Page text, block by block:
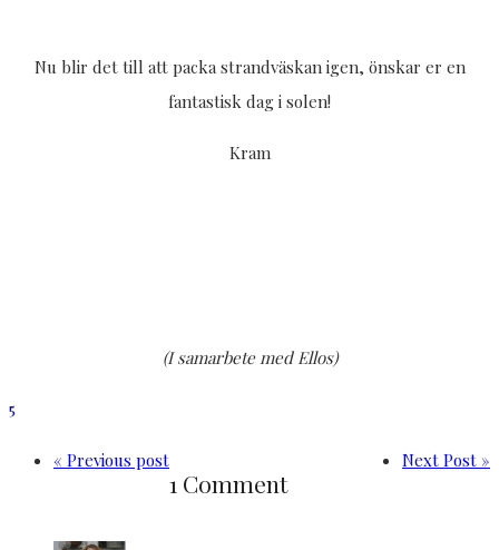
Nu blir det till att packa strandväskan igen, önskar er en
fantastisk dag i solen!
Kram
(I samarbete med Ellos)
5
« Previous post Next Post »
1 Comment